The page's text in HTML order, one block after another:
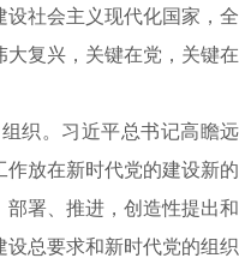
设社会主义现代化国家，全
大复兴，关键在党，关键在
织。习近平总书记高瞻远
作放在新时代党的建设新的
部署、推进，创造性提出和
设总要求和新时代党的组织